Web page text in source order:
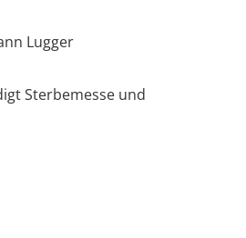
Lugger
Sterbemesse und